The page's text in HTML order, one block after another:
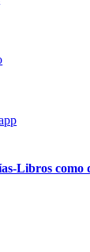
Libros como